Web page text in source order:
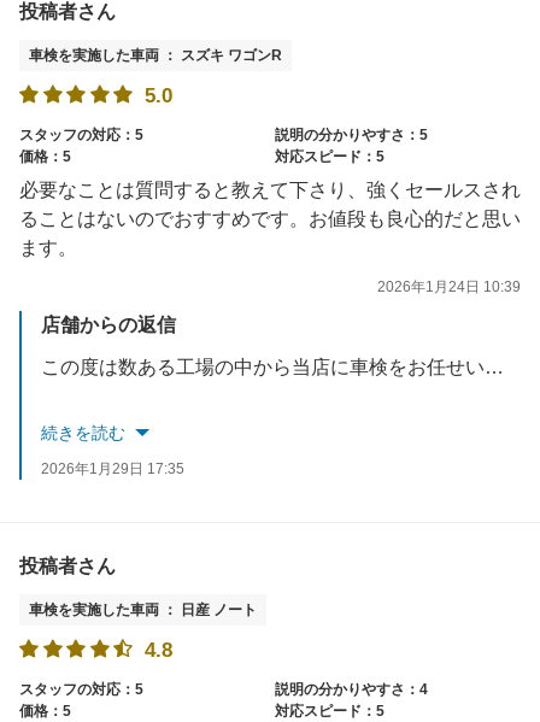
投稿者さん
車検を実施した車両 ： スズキ ワゴンR
5.0
スタッフの対応：5
説明の分かりやすさ：5
価格：5
対応スピード：5
必要なことは質問すると教えて下さり、強くセールスされ
ることはないのでおすすめです。お値段も良心的だと思い
ます。
2026年1月24日 10:39
店舗からの返信
この度は数ある工場の中から当店に車検をお任せいただき誠にありがとうございました。
当店では過剰な整備を避け、本当にお客様に必要なメンテナンスを適正価格でご提案
今後も無料点検ございますのでお気軽にご来店ください。
続きを読む
2026年1月29日 17:35
投稿者さん
車検を実施した車両 ： 日産 ノート
4.8
スタッフの対応：5
説明の分かりやすさ：4
価格：5
対応スピード：5